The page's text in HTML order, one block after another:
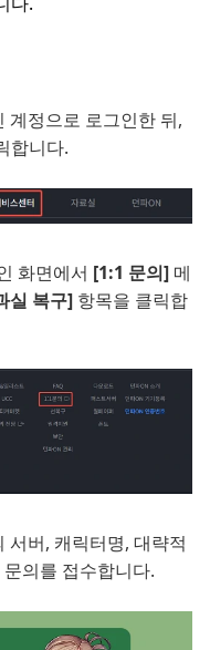
계정으로 로그인한 뒤,
합니다.
화면에서 [1:1 문의] 메
실 복구] 항목을 클릭합
서버, 캐릭터명, 대략적
의를 접수합니다.